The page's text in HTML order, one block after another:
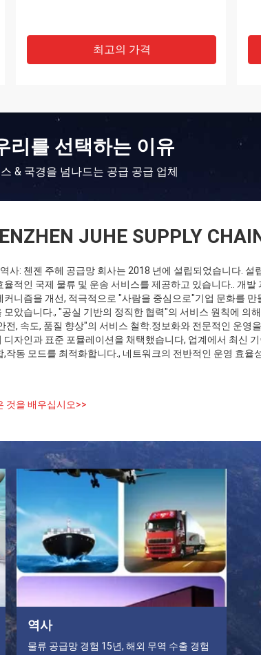
최고의 가격
리를 선택하는 이유
& 국경을 넘나드는 공급 공급 업체
JUHE SUPPLY
사: 첸젠 주헤 공급망 회사는 2018 년에 설립되었습니다. 설
율적인 국제 물류 및 운송 서비스를 제공하고 있습니다.. 개
커니즘을 개선, 적극적으로 "사람을 중심으로"기업 문화를
모았습니다., "공실 기반의 정직한 협력"의 서비스 원칙에 의
전, 속도, 품질 향상"의 서비스 철학.정보화와 전문적인 운영
디자인과 표준 포뮬레이션을 채택했습니다, 업계에서 최신
,작동 모드를 최적화합니다., 네트워크의 전반적인 운영 효율
것을 배우십시오>>
역사
물류 공급망 경험 15년, 해외 무역 수출 경험